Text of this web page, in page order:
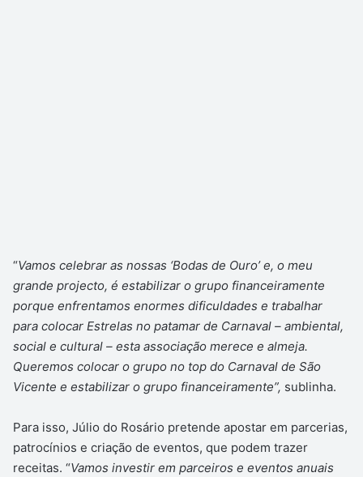
“Vamos celebrar as nossas ‘Bodas de Ouro’ e, o meu
grande projecto, é estabilizar o grupo financeiramente
porque enfrentamos enormes dificuldades e trabalhar
para colocar Estrelas no patamar de Carnaval – ambiental,
social e cultural – esta associação merece e almeja.
Queremos colocar o grupo no top do Carnaval de São
Vicente e estabilizar o grupo financeiramente”, sublinha.
Para isso, Júlio do Rosário pretende apostar em parcerias,
patrocínios e criação de eventos, que podem trazer
receitas. “Vamos investir em parceiros e eventos anuais